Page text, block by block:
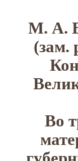
М. А.
(зам.
Во